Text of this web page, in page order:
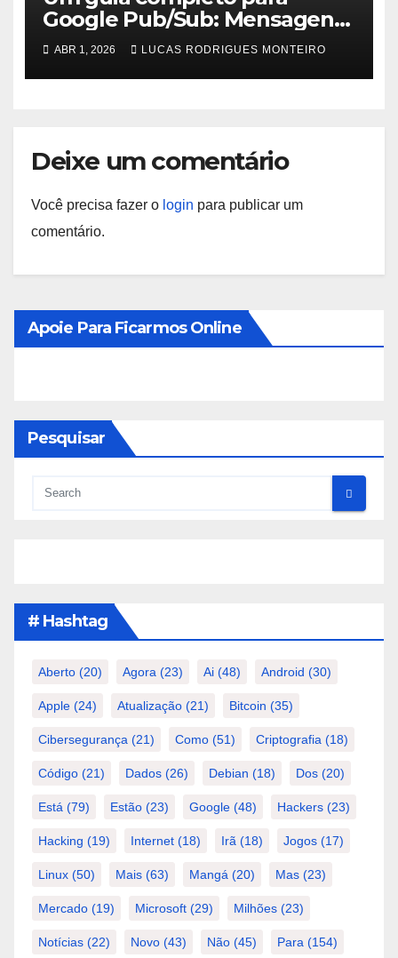
Google Pub/Sub: Mensagens
integradas na nuvem
ABR 1, 2026 LUCAS RODRIGUES MONTEIRO
Deixe um comentário
Você precisa fazer o login para publicar um
comentário.
Apoie Para Ficarmos Online
Pesquisar
# Hashtag
Aberto (20) Agora (23) Ai (48) Android (30)
Apple (24) Atualização (21) Bitcoin (35)
Cibersegurança (21) Como (51) Criptografia (18)
Código (21) Dados (26) Debian (18) Dos (20)
Está (79) Estão (23) Google (48) Hackers (23)
Hacking (19) Internet (18) Irã (18) Jogos (17)
Linux (50) Mais (63) Mangá (20) Mas (23)
Mercado (19) Microsoft (29) Milhões (23)
Notícias (22) Novo (43) Não (45) Para (154)